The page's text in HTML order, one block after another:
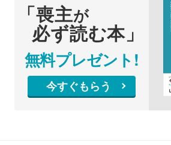
「喪主が
必ず読む本」
無料プレゼント!
今すぐもらう